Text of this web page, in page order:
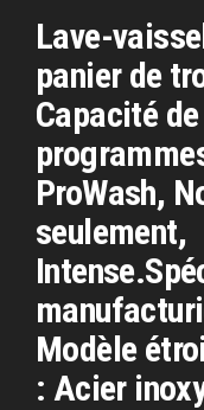
Lave-
panier de
Capacité
ProWash,
seulement,
Modèle
: Acier